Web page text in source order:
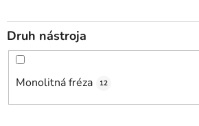
Druh nástroja
Monolitná fréza 12